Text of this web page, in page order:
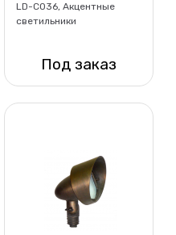
LD-C036, Акцентные
светильники
Под заказ
Нет в наличии